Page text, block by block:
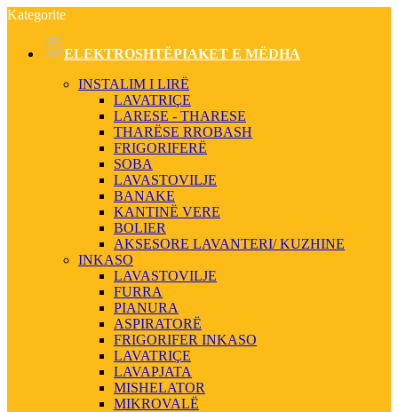
Kategorite
ELEKTROSHTËPIAKET E MËDHA
INSTALIM I LIRË
LAVATRIÇE
LARESE - THARESE
THARËSE RROBASH
FRIGORIFERË
SOBA
LAVASTOVILJE
BANAKE
KANTINË VERE
BOLIER
AKSESORE LAVANTERI/ KUZHINE
INKASO
LAVASTOVILJE
FURRA
PIANURA
ASPIRATORË
FRIGORIFER INKASO
LAVATRIÇE
LAVAPJATA
MISHELATOR
MIKROVALË